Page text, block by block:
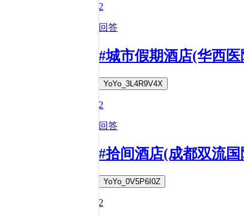
2
回答
#城市假期酒店(华西
YoYo_3L4R9V4X
2
回答
#拾间酒店(成都双流
YoYo_0V5P6I0Z
2